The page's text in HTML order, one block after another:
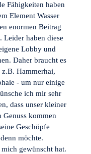
Fähigkeiten haben
Element Wasser
enormen Beitrag
Leider haben diese
Lobby und
Daher braucht es
Hammerhai,
- um nur einige
ich mir sehr
dass unser kleiner
Genuss kommen
Geschöpfe
möchte.
gewünscht hat.